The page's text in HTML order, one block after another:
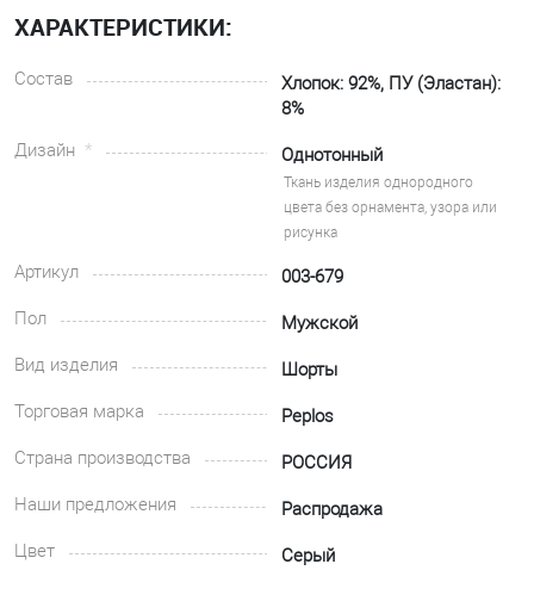
ХАРАКТЕРИСТИКИ:
Состав
Хлопок: 92%, ПУ (Эластан):
8%
Дизайн
Однотонный
Ткань изделия однородного
цвета без орнамента, узора или
рисунка
Артикул
003-679
Пол
Мужской
Вид изделия
Шорты
Торговая марка
Peplos
Страна производства
РОССИЯ
Наши предложения
Распродажа
Цвет
Серый